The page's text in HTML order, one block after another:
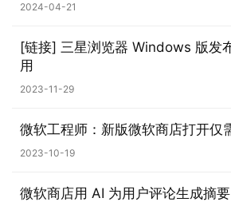
2024-04-21
[链接] 三星浏览器 Windows 版发
用
2023-11-29
微软工程师：新版微软商店打开仅
2023-10-19
微软商店用 AI 为用户评论生成摘要